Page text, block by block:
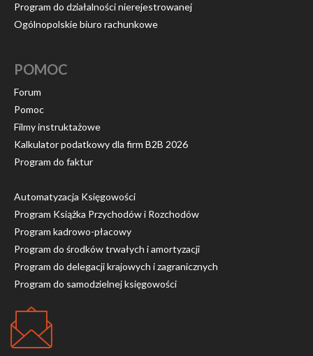
Program do działalności nierejestrowanej
Ogólnopolskie biuro rachunkowe
POMOC
Forum
Pomoc
Filmy instruktażowe
Kalkulator podatkowy dla firm B2B 2026
Program do faktur
Automatyzacja Księgowości
Program Książka Przychodów i Rozchodów
Program kadrowo-płacowy
Program do środków trwałych i amortyzacji
Program do delegacji krajowych i zagranicznych
Program do samodzielnej księgowości